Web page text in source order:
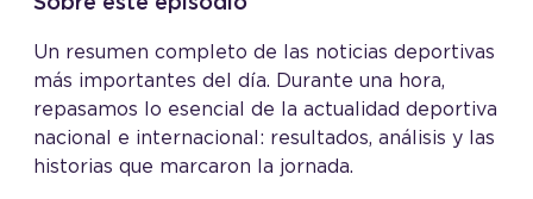
Un resumen completo de las noticias deportivas
más importantes del día. Durante una hora,
repasamos lo esencial de la actualidad deportiva
nacional e internacional: resultados, análisis y las
historias que marcaron la jornada.